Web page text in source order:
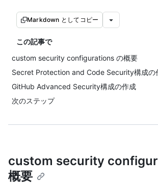
Markdown としてコピー
この記事で
custom security configurations の概要
Secret Protection and Code Security構成の
GitHub Advanced Security構成の作成
次のステップ
custom security
概要